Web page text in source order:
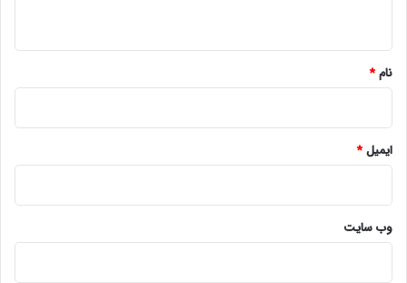
نام*
ایمیل*
وب‌ سایت